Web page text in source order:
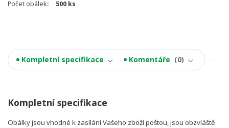
Počet obálek:: 500 ks
Kompletní specifikace Komentáře 0
Kompletní specifikace
Obálky jsou vhodné k zasílání Vašeho zboží poštou, jsou obzvláště